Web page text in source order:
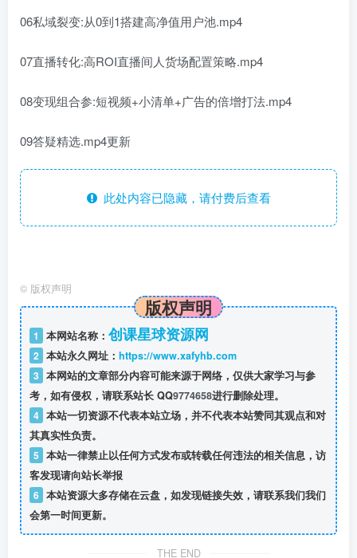
06私域裂变:从0到1搭建高净值用户池.mp4
07直播转化:高ROI直播间人货场配置策略.mp4
08变现组合参:短视频+小清单+广告的倍增打法.mp4
09答疑精选.mp4更新
此处内容已隐藏，请付费后查看
© 版权声明
版权声明
1 本网站名称： 创课星球资源网
2 本站永久网址： https://www.xafyhb.com
3 本网站的文章部分内容可能来源于网络，仅供大家学习与参
考，如有侵权，请联系站长 QQ9774658进行删除处理。
4 本站一切资源不代表本站立场，并不代表本站赞同其观点和对
其真实性负责。
5 本站一律禁止以任何方式发布或转载任何违法的相关信息，访
客发现请向站长举报
6 本站资源大多存储在云盘，如发现链接失效，请联系我们我们
会第一时间更新。
THE END